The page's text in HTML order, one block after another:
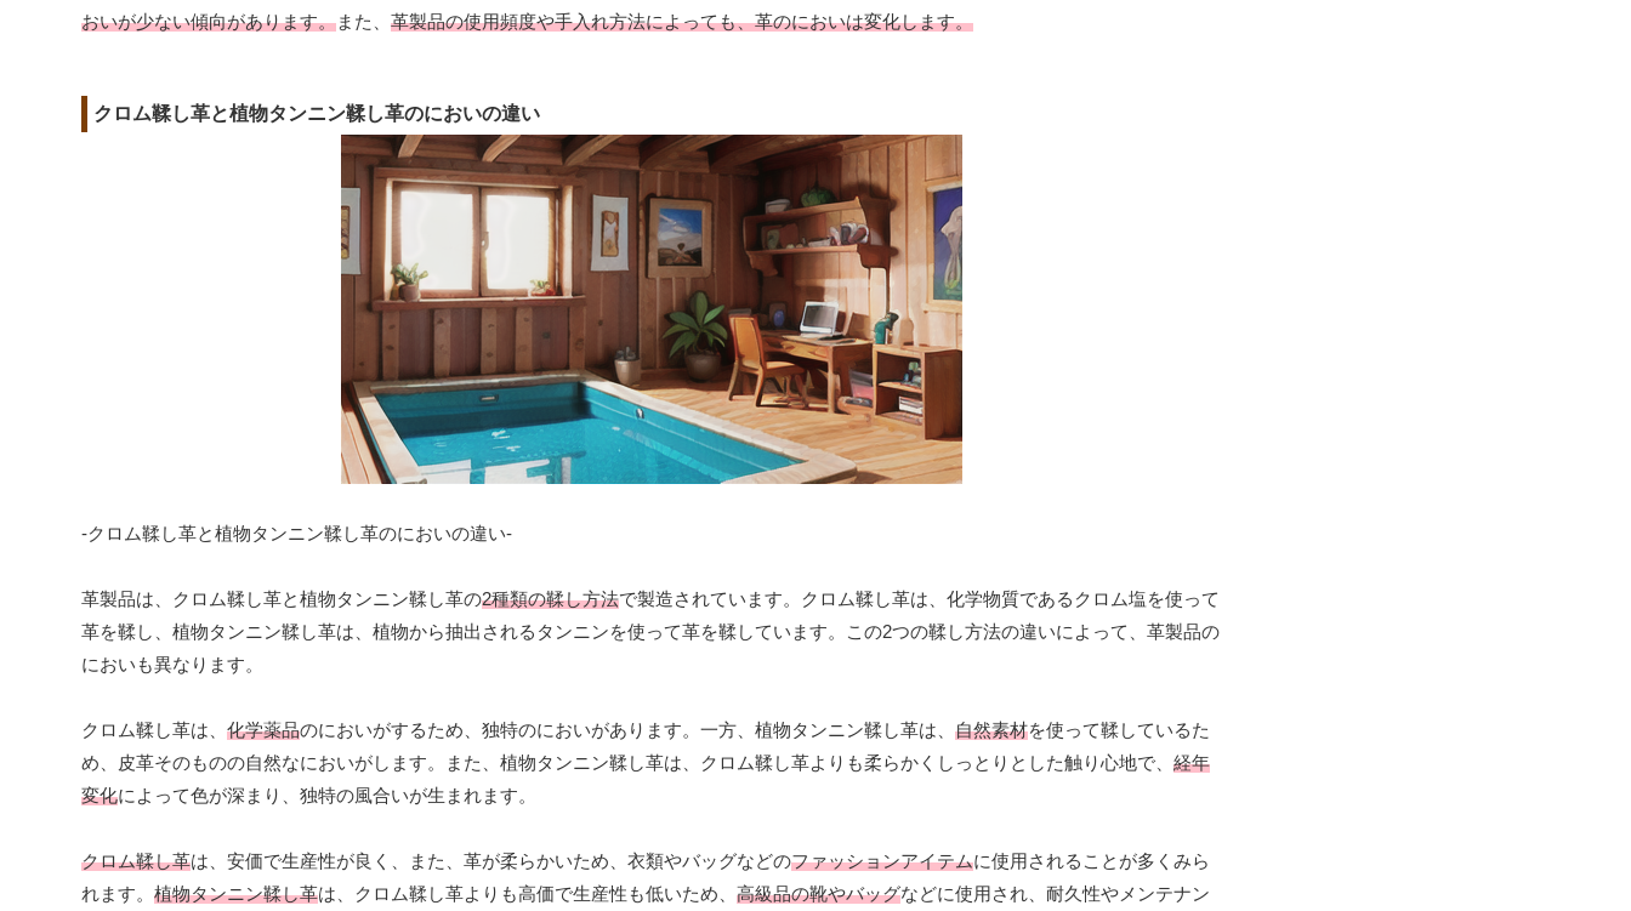
おいが少ない傾向があります。また、 革製品の使用頻度や手入れ方法によっても、革のにおいは変化します。
クロム鞣し革と植物タンニン鞣し革のにおいの違い
-クロム鞣し革と植物タンニン鞣し革のにおいの違い-
革製品は、クロム鞣し革と植物タンニン鞣し革の2種類の鞣し方法で製造されています。クロム鞣し革は、化学物質であるクロム塩を使って
革を鞣し、植物タンニン鞣し革は、植物から抽出されるタンニンを使って革を鞣しています。この2つの鞣し方法の違いによって、革製品の
においも異なります。
クロム鞣し革は、 化学薬品のにおいがするため、独特のにおいがあります。一方、植物タンニン鞣し革は、 自然素材を使って鞣しているた
め、皮革そのものの自然なにおいがします。また、植物タンニン鞣し革は、クロム鞣し革よりも柔らかくしっとりとした触り心地で、 経年
変化によって色が深まり、独特の風合いが生まれます。
クロム鞣し革は、安価で生産性が良く、また、革が柔らかいため、衣類やバッグなどのファッションアイテムに使用されることが多くみら
れます。 植物タンニン鞣し革は、クロム鞣し革よりも高価で生産性も低いため、 高級品の靴やバッグなどに使用され、耐久性やメンテナン